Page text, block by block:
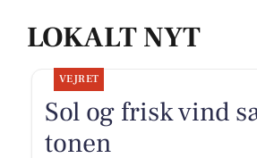
LOKALT NYT
VEJRET
Sol og frisk vind
tonen